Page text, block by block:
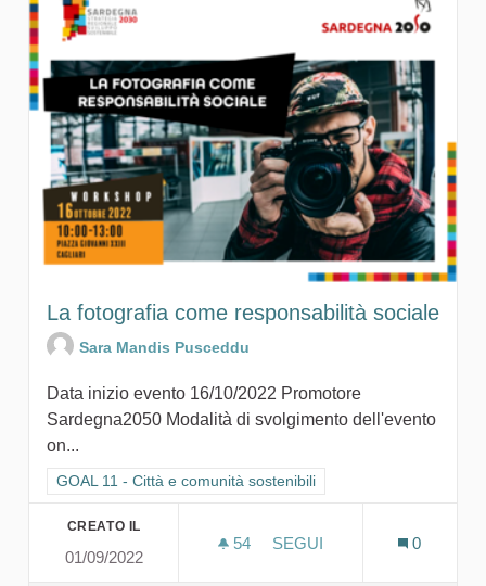
La fotografia come responsabilità sociale
Sara Mandis Pusceddu
Data inizio evento 16/10/2022 Promotore
Sardegna2050 Modalità di svolgimento dell'evento
on...
Filtra i risultati per categoria: GOAL 11 - Città e comunità
GOAL 11 - Città e comunità sostenibili
CREATO IL
01/09/2022
54 54 SOSTENITORI
SEGUI
0